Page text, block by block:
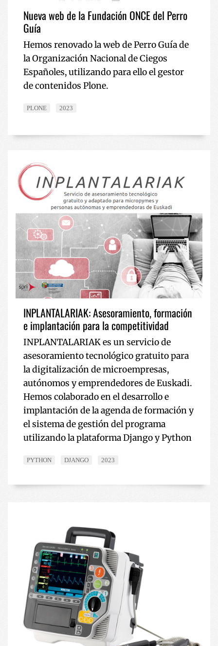
Nueva web de la Fundación ONCE del Perro
Guía
Hemos renovado la web de Perro Guía de
la Organización Nacional de Ciegos
Españoles, utilizando para ello el gestor
de contenidos Plone.
PLONE 2023
INPLANTALARIAK: Asesoramiento, formación
e implantación para la competitividad
INPLANTALARIAK es un servicio de
asesoramiento tecnológico gratuito para
la digitalización de microempresas,
autónomos y emprendedores de Euskadi.
Hemos colaborado en el desarrollo e
implantación de la agenda de formación y
el sistema de gestión del programa
utilizando la plataforma Django y Python
PYTHON DJANGO 2023